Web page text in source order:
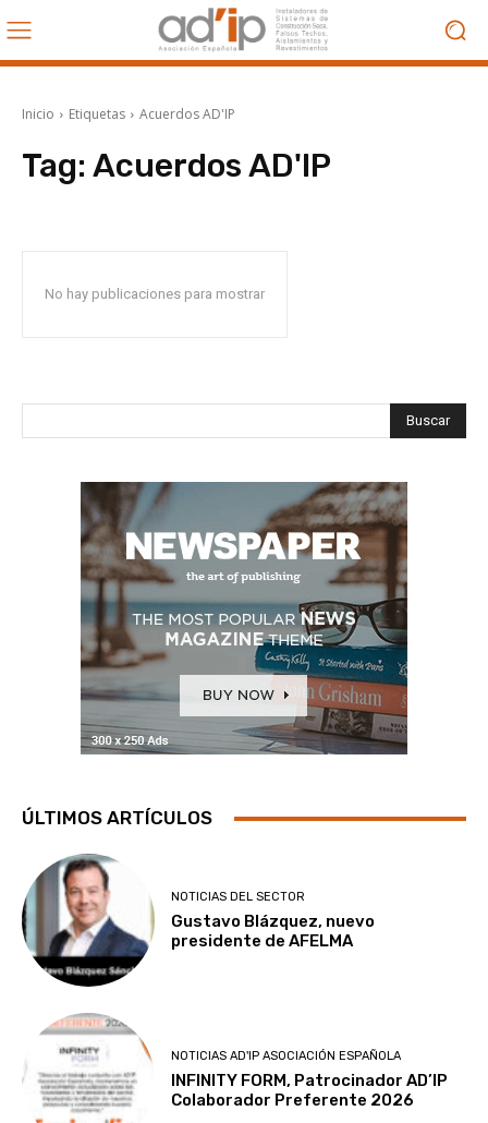
Inicio Etiquetas Acuerdos AD'IP
Tag: Acuerdos AD'IP
No hay publicaciones para mostrar
Buscar
ÚLTIMOS ARTÍCULOS
NOTICIAS DEL SECTOR
Gustavo Blázquez, nuevo
presidente de AFELMA
NOTICIAS AD'IP ASOCIACIÓN ESPAÑOLA
INFINITY FORM, Patrocinador AD’IP
Colaborador Preferente 2026